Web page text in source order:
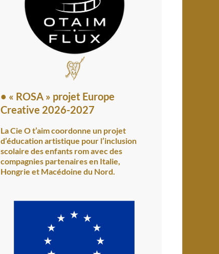
• « ROSA » projet Europe
Creative 2026-2027
La Cie O t’aim coordonne un projet
d’éducation artistique pour l’inclusion
scolaire des enfants rom avec des
compagnies partenaires en Italie,
Hongrie et Macédoine du Nord.